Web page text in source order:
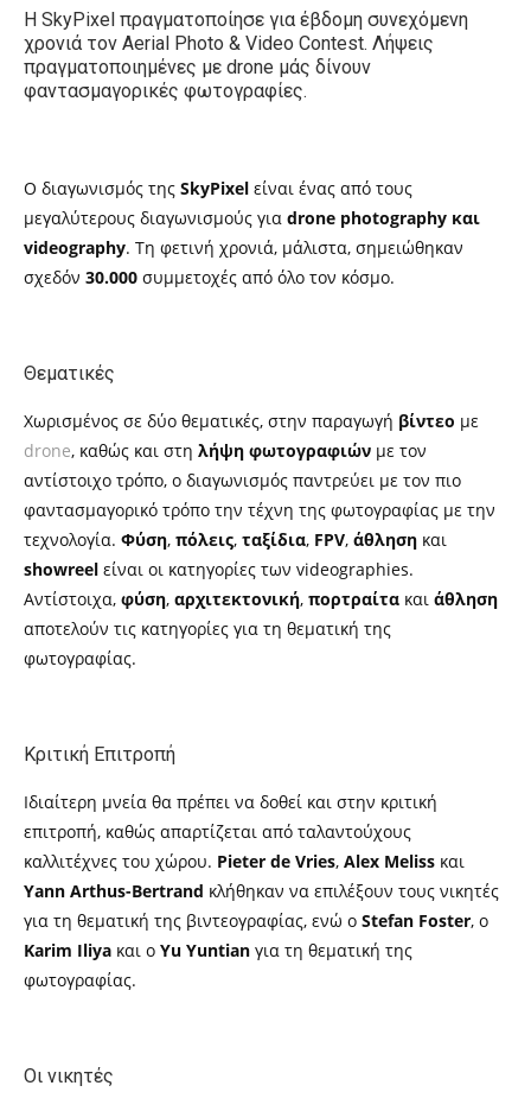
Η SkyPixel πραγματοποίησε για έβδομη συνεχόμενη
χρονιά τον Aerial Photo & Video Contest. Λήψεις
πραγματοποιημένες με drone μάς δίνουν
φαντασμαγορικές φωτογραφίες.
Ο διαγωνισμός της SkyPixel είναι ένας από τους
μεγαλύτερους διαγωνισμούς για drone photography και
videography. Τη φετινή χρονιά, μάλιστα, σημειώθηκαν
σχεδόν 30.000 συμμετοχές από όλο τον κόσμο.
Θεματικές
Χωρισμένος σε δύο θεματικές, στην παραγωγή βίντεο με
drone, καθώς και στη λήψη φωτογραφιών με τον
αντίστοιχο τρόπο, ο διαγωνισμός παντρεύει με τον πιο
φαντασμαγορικό τρόπο την τέχνη της φωτογραφίας με την
τεχνολογία. Φύση, πόλεις, ταξίδια, FPV, άθληση και
showreel είναι οι κατηγορίες των videographies.
Αντίστοιχα, φύση, αρχιτεκτονική, πορτραίτα και άθληση
αποτελούν τις κατηγορίες για τη θεματική της
φωτογραφίας.
Κριτική Επιτροπή
Ιδιαίτερη μνεία θα πρέπει να δοθεί και στην κριτική
επιτροπή, καθώς απαρτίζεται από ταλαντούχους
καλλιτέχνες του χώρου. Pieter de Vries, Alex Meliss και
Yann Arthus-Bertrand κλήθηκαν να επιλέξουν τους νικητές
για τη θεματική της βιντεογραφίας, ενώ ο Stefan Foster, o
Karim Iliya και ο Yu Yuntian για τη θεματική της
φωτογραφίας.
Οι νικητές